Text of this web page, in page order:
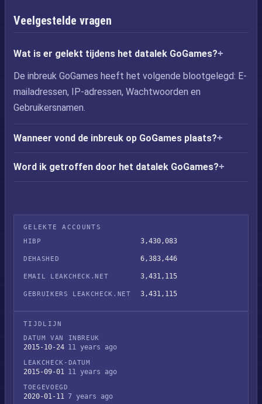
Veelgestelde vragen
Wat is er gelekt tijdens het datalek GoGames?
De inbreuk GoGames heeft het volgende blootgelegd: E-
mailadressen, IP-adressen, Wachtwoorden en
Gebruikersnamen.
Wanneer vond de inbreuk op GoGames plaats?
Word ik getroffen door het datalek GoGames?
GELEKTE ACCOUNTS
HIBP
3,430,083
DEHASHED 6,383,446
EMAIL LEAKCHECK.NET 3,431,115
GEBRUIKERS LEAKCHECK.NET 3,431,115
TIJDLIJN
DATUM VAN INBREUK
2015-10-24 11 years ago
LEAKCHECK-DATUM
2015-09-01 11 years ago
TOEGEVOEGD
2020-01-11 7 years ago